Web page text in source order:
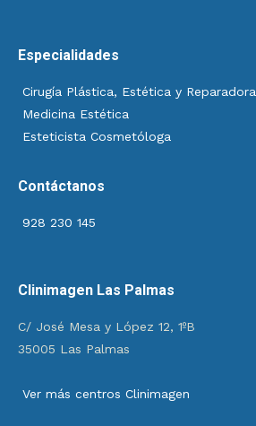
Especialidades
Cirugía Plástica, Estética y Reparadora
Medicina Estética
Esteticista Cosmetóloga
Contáctanos
928 230 145
Clinimagen Las Palmas
C/ José Mesa y López 12, 1ºB
35005 Las Palmas
Ver más centros Clinimagen